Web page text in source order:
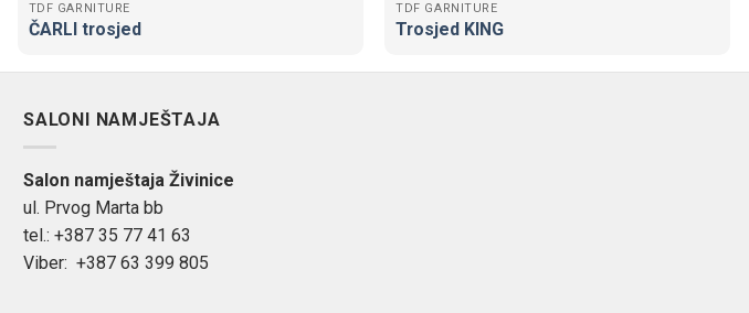
TDF GARNITURE
ČARLI trosjed
TDF GARNITURE
Trosjed KING
SALONI NAMJEŠTAJA
Salon namještaja Živinice
ul. Prvog Marta bb
tel.: +387 35 77 41 63
Viber: +387 63 399 805